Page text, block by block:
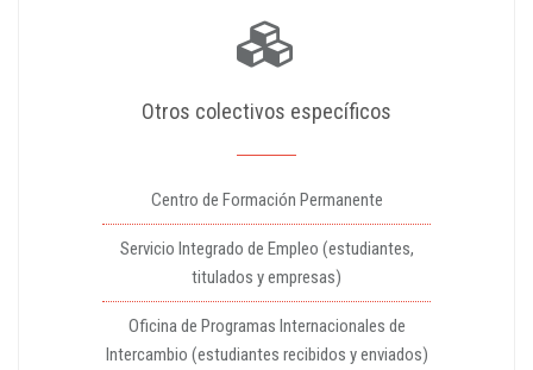
Otros colectivos específicos
Centro de Formación Permanente
Servicio Integrado de Empleo (estudiantes,
titulados y empresas)
Oficina de Programas Internacionales de
Intercambio (estudiantes recibidos y enviados)